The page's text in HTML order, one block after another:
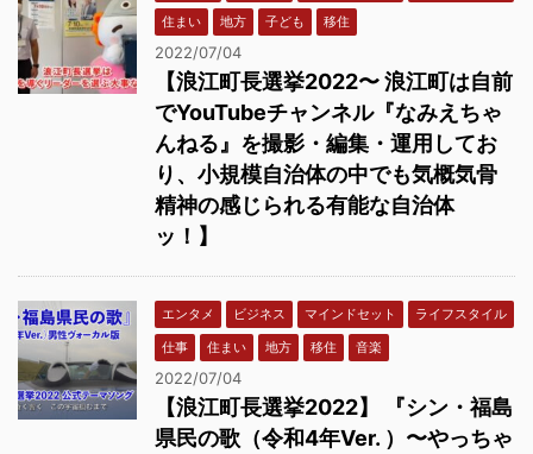
住まい
地方 子ども 移住
2022/07/04
【浪江町長選挙2022〜 浪江町は自前
でYouTubeチャンネル『なみえちゃ
んねる』を撮影・編集・運用してお
り、小規模自治体の中でも気概気骨
精神の感じられる有能な自治体
ッ！】
エンタメ ビジネス マインドセット
ライフスタイル
仕事
住まい 地方 移住 音楽
2022/07/04
【浪江町長選挙2022】 『シン・福島
県民の歌（令和4年Ver. ）〜やっちゃ